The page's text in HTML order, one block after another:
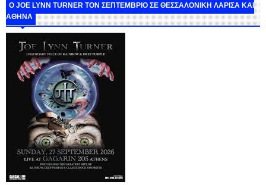
O JOE LYNN TURNER ΤΟΝ ΣΕΠΤΕΜΒΡΙΟ ΣΕ ΘΕΣΣΑΛΟΝΙΚΗ ΛΑΡΙΣΑ ΚΑΙ
ΑΘΗΝΑ